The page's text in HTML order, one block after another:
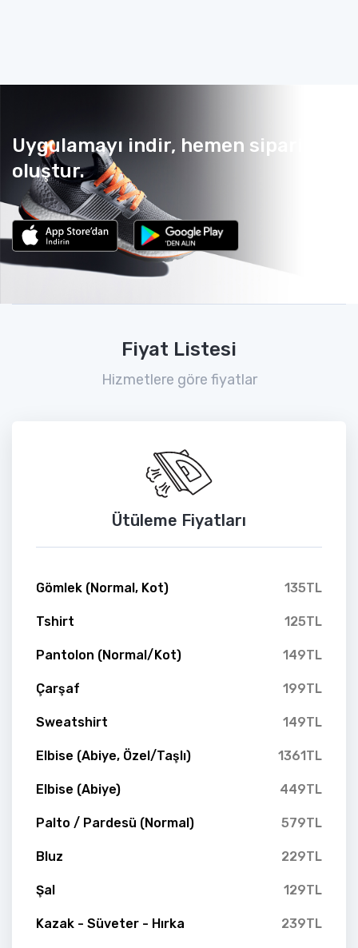
Uygulamayı indir, hemen sipariş
oluştur.
Fiyat Listesi
Hizmetlere göre fiyatlar
Ütüleme Fiyatları
Gömlek (Normal, Kot) 135TL
Tshirt 125TL
Pantolon (Normal/Kot) 149TL
Çarşaf 199TL
Sweatshirt 149TL
Elbise (Abiye, Özel/Taşlı) 1361TL
Elbise (Abiye) 449TL
Palto / Pardesü (Normal) 579TL
Bluz 229TL
Şal 129TL
Kazak - Süveter - Hırka 239TL